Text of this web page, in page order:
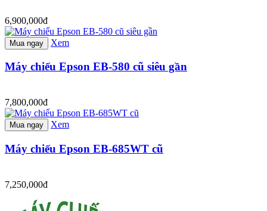
6,900,000đ
Mua ngay Xem
Máy chiếu Epson EB-580 cũ siêu gần
7,800,000đ
Mua ngay Xem
Máy chiếu Epson EB-685WT cũ
7,250,000đ